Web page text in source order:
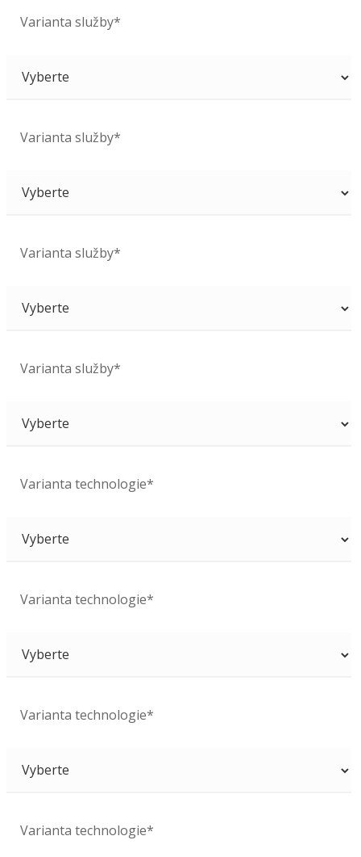
Varianta služby*
Varianta služby*
Varianta služby*
Varianta služby*
Varianta technologie*
Varianta technologie*
Varianta technologie*
Varianta technologie*